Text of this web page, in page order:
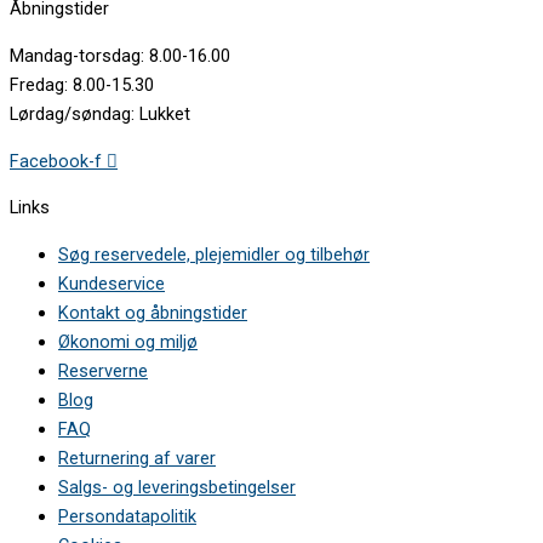
ELECTROLUX • EN3201MOW 92505330802
ELECTROLUX • EN3201MOW 92505330803
ELECTROLUX • EN3201MOX 92505328000
ELECTROLUX • EN3201MOX 92505328001
ELECTROLUX • EN3201MOX 92505328002
ELECTROLUX • EN3201MOX 92505329401
ELECTROLUX • EN3201MOX 92505329403
ELECTROLUX • EN3201MOX 92505329405
ELECTROLUX • EN3201MOX 92505329406
ELECTROLUX • EN3201MOX 92505329407
ELECTROLUX • EN3201MOX 92505329408
ELECTROLUX • EN3209MFW 92505329200
ELECTROLUX • EN3209MFW 92505329202
ELECTROLUX • EN3209MFW 92505329203
ELECTROLUX • EN3209MFW 92505329204
ELECTROLUX • EN3209MFW 92505331700
ELECTROLUX • EN3209MFX 92505329300
ELECTROLUX • EN3209MFX 92505329301
Åbningstider
Mandag-torsdag: 8.00-16.00
Fredag: 8.00-15.30
Lørdag/søndag: Lukket
Facebook-f
Links
Søg reservedele, plejemidler og tilbehør
Kundeservice
Kontakt og åbningstider
Økonomi og miljø
Reserverne
Blog
FAQ
Returnering af varer
Salgs- og leveringsbetingelser
Persondatapolitik